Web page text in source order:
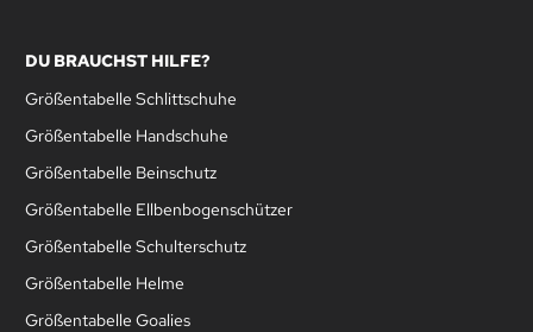
DU BRAUCHST HILFE?
Größentabelle Schlittschuhe
Größentabelle Handschuhe
Größentabelle Beinschutz
Größentabelle Ellbenbogenschützer
Größentabelle Schulterschutz
Größentabelle Helme
Größentabelle Goalies